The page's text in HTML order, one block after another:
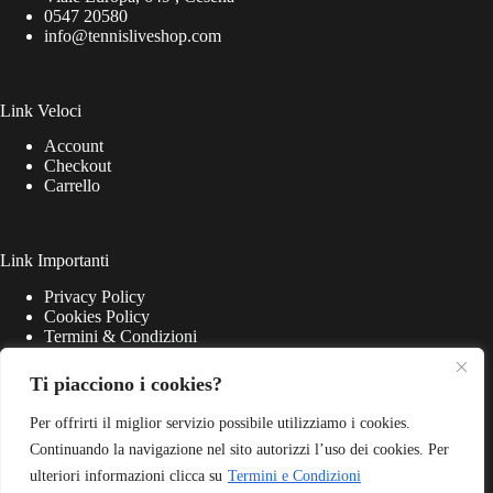
Ti piacciono i cookies?
Per offrirti il miglior servizio possibile utilizziamo i cookies.
Continuando la navigazione nel sito autorizzi l’uso dei cookies. Per
ulteriori informazioni clicca su Termini e Condizioni
0547 20580
info@tennisliveshop.com
Link Veloci
Account
Checkout
Carrello
Link Importanti
Privacy Policy
Cookies Policy
Termini & Condizioni